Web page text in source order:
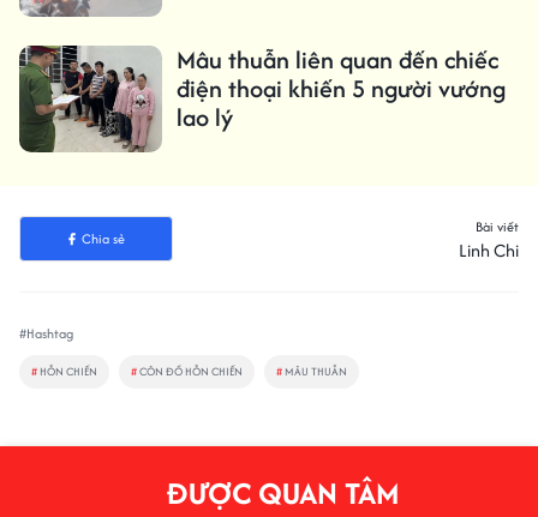
Mâu thuẫn liên quan đến chiếc
điện thoại khiến 5 người vướng
lao lý
Chia sẻ
Bài viết
Linh Chi
#Hashtag
# HỖN CHIẾN #CÔN ĐỒ HỖN CHIẾN # MÂU THUẪN
ĐƯỢC QUAN TÂM